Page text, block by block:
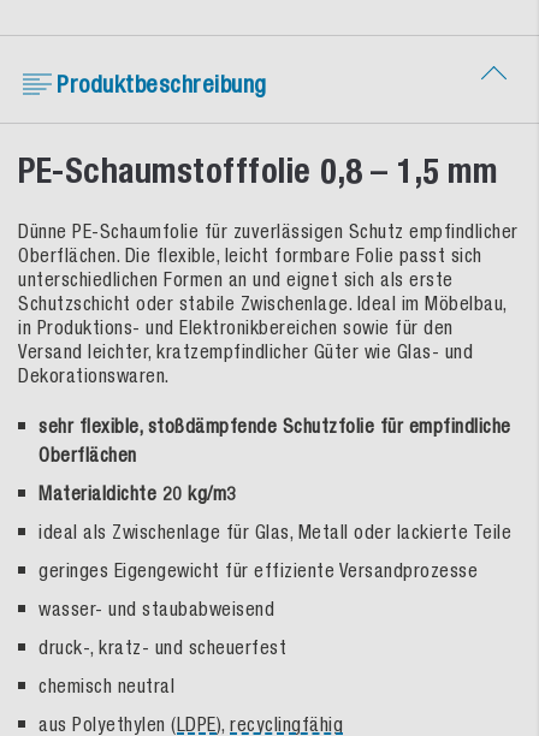
Produktbeschreibung
PE-Schaumstofffolie 0,8 – 1,5 mm
Dünne PE-Schaumfolie für zuverlässigen Schutz empfindlicher
Oberflächen. Die flexible, leicht formbare Folie passt sich
unterschiedlichen Formen an und eignet sich als erste
Schutzschicht oder stabile Zwischenlage. Ideal im Möbelbau,
in Produktions- und Elektronikbereichen sowie für den
Versand leichter, kratzempfindlicher Güter wie Glas- und
Dekorationswaren.
sehr flexible, stoßdämpfende Schutzfolie für empfindliche
Oberflächen
Materialdichte 20 kg/m3
ideal als Zwischenlage für Glas, Metall oder lackierte Teile
geringes Eigengewicht für effiziente Versandprozesse
wasser- und staubabweisend
druck-, kratz- und scheuerfest
chemisch neutral
aus Polyethylen (LDPE), recyclingfähig